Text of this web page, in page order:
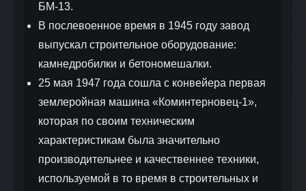
БМ-13.
В послевоенное время в 1945 году завод
выпускал строительное оборудование:
камнедробилки и бетономешалки.
25 мая 1947 года сошла с конвейера первая
землеройная машина «Коминтерновец-1»,
которая по своим техническим
характеристикам была значительно
производительнее и качественнее техники,
используемой в то время в строительных и